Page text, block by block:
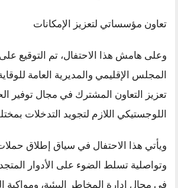
تعاون مؤسساتي لتعزيز الإمكانات
وعلى هامش هذا الاحتفال، تم التوقيع
المجلس الإقليمي والمديرية العامة
تعزيز التعاون المشترك في مجال توفير
اللوجستيكي اللازم لتجويد التدخلات
ويأتي هذا الاحتفال في سياق إطلاق
وتواصلية تسلط الضوء على الأدوار
في مجال إدارة المخاطر البيئية، ومواكبة